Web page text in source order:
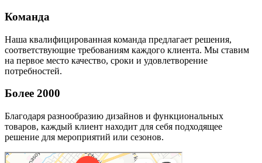
Команда
Наша квалифицированная команда предлагает решения,
соответствующие требованиям каждого клиента. Мы ставим
на первое место качество, сроки и удовлетворение
потребностей.
Более 2000
Благодаря разнообразию дизайнов и функциональных
товаров, каждый клиент находит для себя подходящее
решение для мероприятий или сезонов.